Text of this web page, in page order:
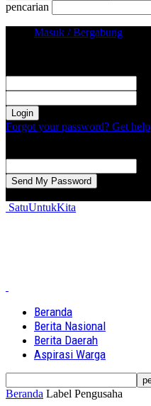
pencarian
Masuk / Bergabung
Forgot your password? Get help
SatuUntukKita
Beranda
Berita Nasional
Berita Daerah
Aspirasi Warga
Beranda Label Pengusaha